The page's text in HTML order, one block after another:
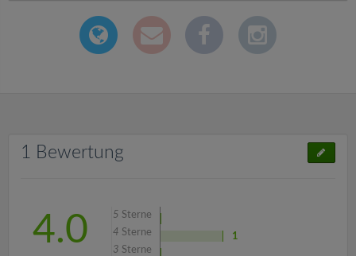
1 Bewertung
4.0 5 Sterne
4 Sterne
1
3 Sterne